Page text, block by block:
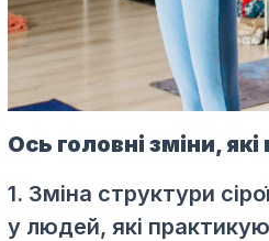
Ось головні зміни,
1. Зміна структури
у людей, які